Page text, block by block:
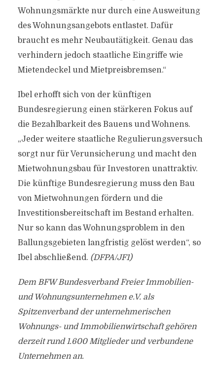
Wohnungsmärkte nur durch eine Ausweitung
des Wohnungsangebots entlastet. Dafür
braucht es mehr Neubautätigkeit. Genau das
verhindern jedoch staatliche Eingriffe wie
Mietendeckel und Mietpreisbremsen.“
Ibel erhofft sich von der künftigen
Bundesregierung einen stärkeren Fokus auf
die Bezahlbarkeit des Bauens und Wohnens.
„Jeder weitere staatliche Regulierungsversuch
sorgt nur für Verunsicherung und macht den
Mietwohnungsbau für Investoren unattraktiv.
Die künftige Bundesregierung muss den Bau
von Mietwohnungen fördern und die
Investitionsbereitschaft im Bestand erhalten.
Nur so kann das Wohnungsproblem in den
Ballungsgebieten langfristig gelöst werden“, so
Ibel abschließend. (DFPA/JF1)
Dem BFW Bundesverband Freier Immobilien-
und Wohnungsunternehmen e.V. als
Spitzenverband der unternehmerischen
Wohnungs- und Immobilienwirtschaft gehören
derzeit rund 1.600 Mitglieder und verbundene
Unternehmen an.